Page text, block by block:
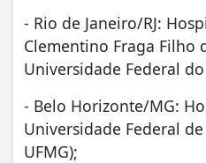
- Rio de Janeiro/RJ:
Clementino Fraga Filho
Universidade Federal do
- Belo Horizonte/MG:
Universidade Federal
UFMG);